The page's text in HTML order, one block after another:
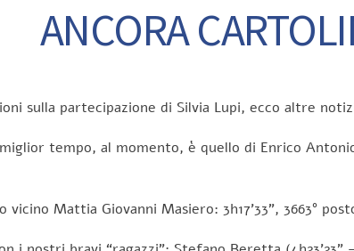
ANCORA
sulla partecipazione di Silvia Lupi, ecco altre
tempo, al momento, è quello di Enrico Antonio
vicino Mattia Giovanni Masiero: 3h17’33”, 3663°